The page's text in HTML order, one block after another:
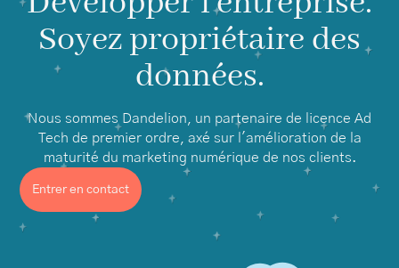
Soyez propriétaire des
données.
Nous sommes Dandelion, un partenaire de licence Ad
Tech de premier ordre, axé sur l'amélioration de la
maturité du marketing numérique de nos clients.
Entrer en contact